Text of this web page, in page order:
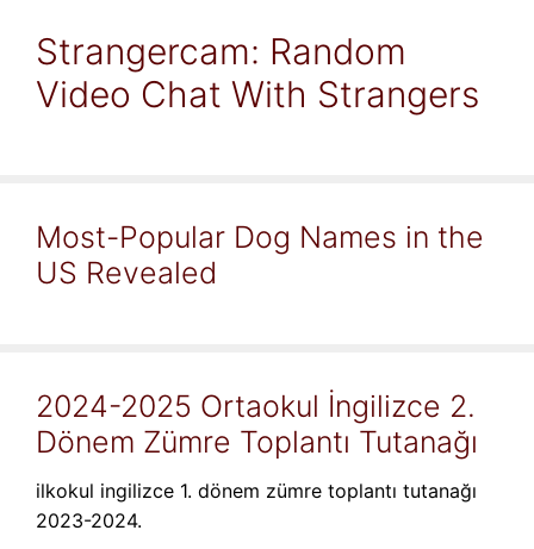
Strangercam: Random
Video Chat With Strangers
Most-Popular Dog Names in the
US Revealed
2024-2025 Ortaokul İngilizce 2.
Dönem Zümre Toplantı Tutanağı
ilkokul ingilizce 1. dönem zümre toplantı tutanağı
2023-2024.